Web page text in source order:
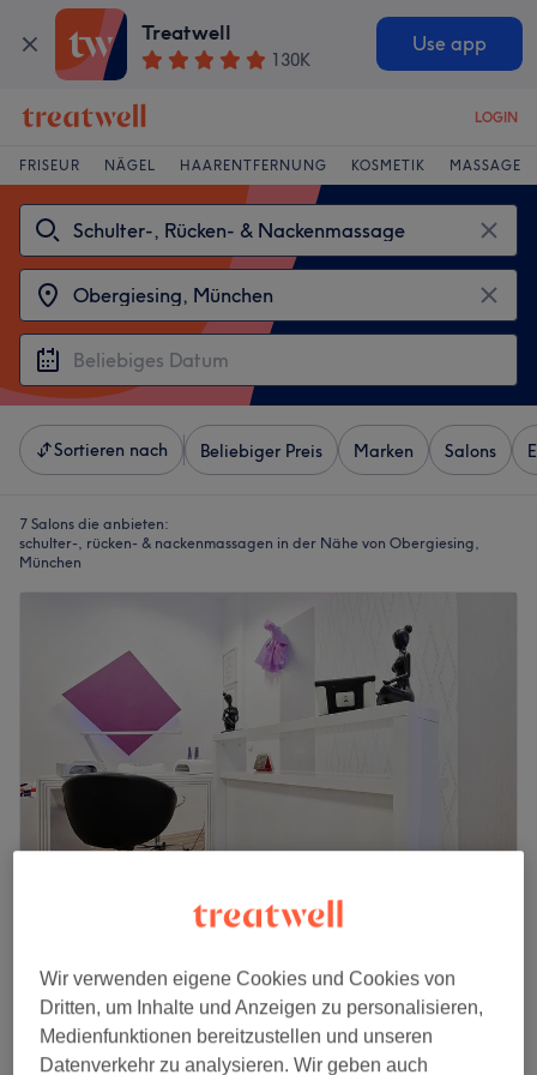
Treatwell
130K
Use app
LOGIN
FRISEUR NÄGEL HAARENTFERNUNG KOSMETIK MASSAGE
Sortieren nach Beliebiger Preis Marken Salons
7 Salons die anbieten:
schulter-, rücken- & nackenmassagen in der Nähe von Obergiesing,
München
4,9
246 Bewertungen
Obergiesing, München
Auf Karte anzeigen
Schulter-, Rücken- & Nackenmassage
30 Min. - 1 Std.
ab
Wir verwenden eigene Cookies und Cookies von
Dritten, um Inhalte und Anzeigen zu personalisieren,
Medienfunktionen bereitzustellen und unseren
Datenverkehr zu analysieren. Wir geben auch